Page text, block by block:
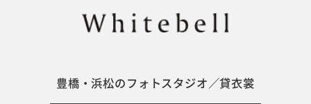
豊橋・浜松のフォトスタジオ／貸衣裳